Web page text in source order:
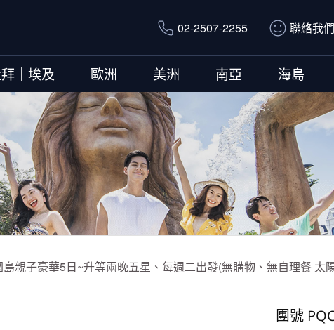
聯絡我們
02-2507-2255
｜埃及 歐洲 美洲 南亞 海島
島親子豪華5日~升等兩晚五星、每週二出發(無購物、無自理餐 太
團號